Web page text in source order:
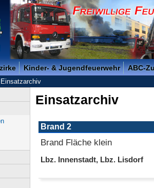
der Kreisstadt Saarlouis -
Kinder- & Jugendfeuerwehr ABC-
Einsatzarchiv
Einsatzarchiv
Brand 2
Brand Fläche klein
Lbz. Innenstadt, Lbz. Lisdorf